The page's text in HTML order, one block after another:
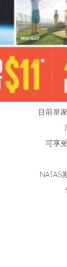
目前皇
可享